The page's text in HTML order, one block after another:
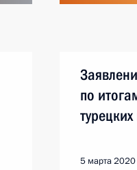
по
5 марта 2020